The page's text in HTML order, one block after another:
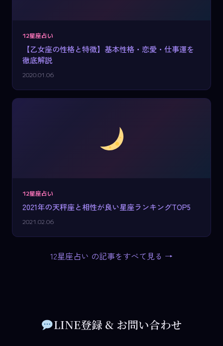
12星座占い
【乙女座の性格と特徴】基本性格・恋愛・仕事運を
徹底解説
2020.01.06
12星座占い
2021年の天秤座と相性が良い星座ランキングTOP5
2021.02.06
12星座占い の記事をすべて見る →
LINE登録 & お問い合わせ